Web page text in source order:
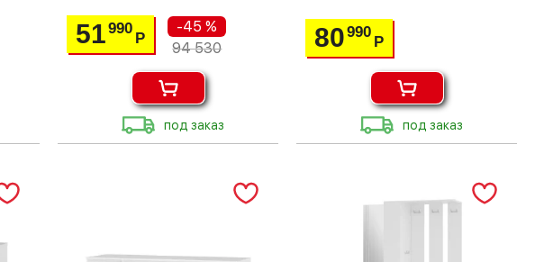
51990
Р
-45 %
94 530
под заказ
80990
Р
под заказ